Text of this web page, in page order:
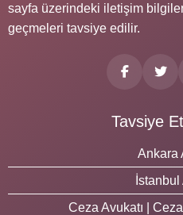
sayfa üzerindeki iletişim
geçmeleri tavsiye edilir.
Tavsiye
Ankara
Ceza Avukatı |